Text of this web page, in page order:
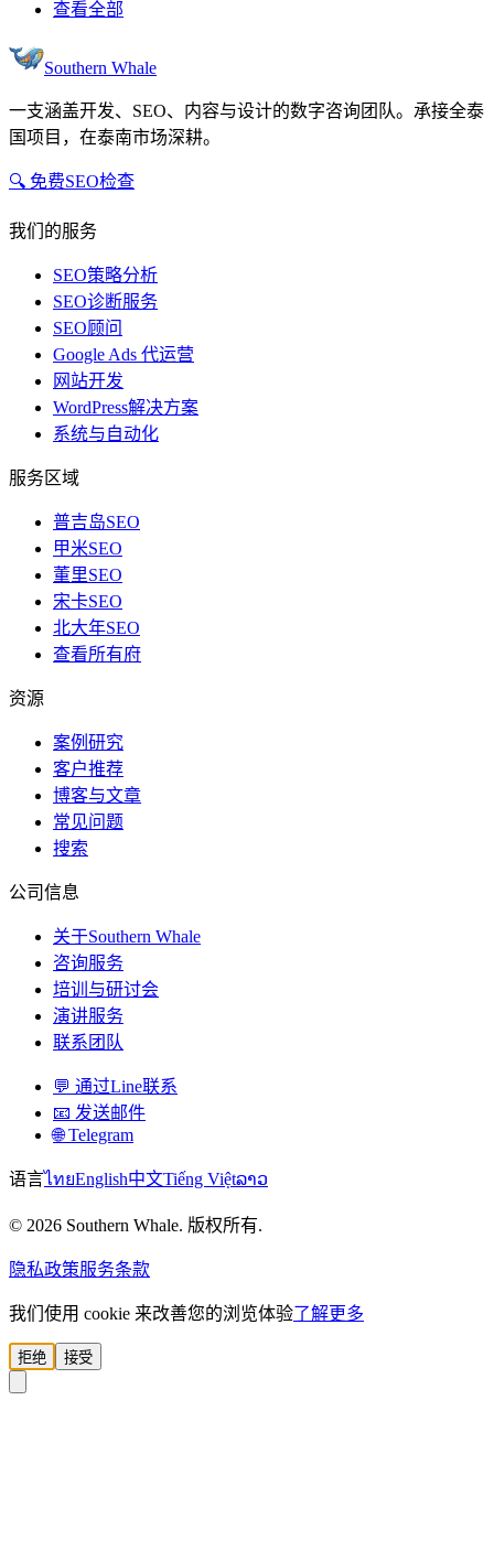
查看全部
Southern Whale
一支涵盖开发、SEO、内容与设计的数字咨询团队。承接全泰
国项目，在泰南市场深耕。
🔍 免费SEO检查
我们的服务
SEO策略分析
SEO诊断服务
SEO顾问
Google Ads 代运营
网站开发
WordPress解决方案
系统与自动化
服务区域
普吉岛SEO
甲米SEO
董里SEO
宋卡SEO
北大年SEO
查看所有府
资源
案例研究
客户推荐
博客与文章
常见问题
搜索
公司信息
关于Southern Whale
咨询服务
培训与研讨会
演讲服务
联系团队
💬 通过Line联系
📧 发送邮件
🌐 Telegram
语言ไทยEnglish中文Tiếng Việtລາວ
© 2026 Southern Whale. 版权所有.
隐私政策服务条款
我们使用 cookie 来改善您的浏览体验了解更多
拒绝 接受